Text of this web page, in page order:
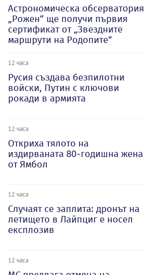
Астрономическа обсерватория
„Рожен“ ще получи първия
сертификат от „Звездните
маршрути на Родопите“
12 часа
Русия създава безпилотни
войски, Путин с ключови
рокади в армията
12 часа
Откриха тялото на
издирваната 80-годишна жена
от Ямбол
12 часа
Случаят се заплита: дронът на
летището в Лайпциг е носел
експлозив
12 часа